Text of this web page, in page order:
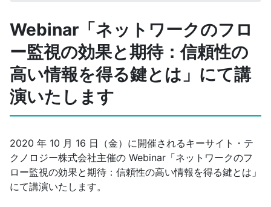
Webinar「ネットワークのフロ
ー監視の効果と期待：信頼性の
高い情報を得る鍵とは」にて講
演いたします
2020 年 10 月 16 日（金）に開催されるキーサイト・テ
クノロジー株式会社主催の Webinar「ネットワークのフ
ロー監視の効果と期待：信頼性の高い情報を得る鍵とは」
にて講演いたします。